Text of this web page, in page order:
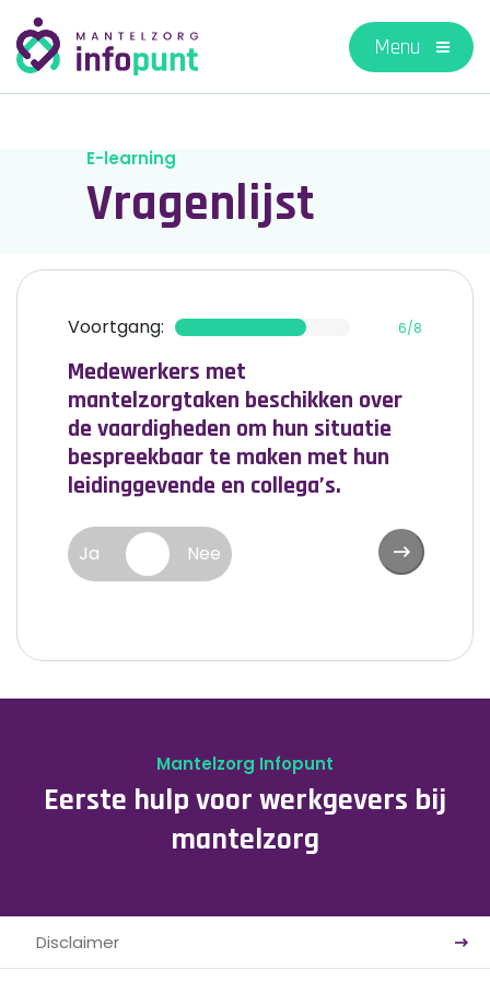
E-learning
Vragenlijst
6/8
Voortgang:
Medewerkers met
mantelzorgtaken beschikken over
de vaardigheden om hun situatie
bespreekbaar te maken met hun
leidinggevende en collega’s.
Ja Nee
Mantelzorg Infopunt
Eerste hulp voor werkgevers bij
mantelzorg
Disclaimer